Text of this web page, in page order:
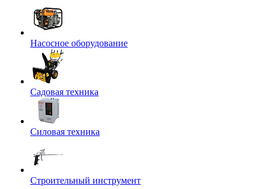
Насосное оборудование
Садовая техника
Силовая техника
Строительный инструмент